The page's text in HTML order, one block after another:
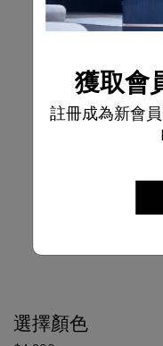
獲取會
註冊成為新會
$4,800